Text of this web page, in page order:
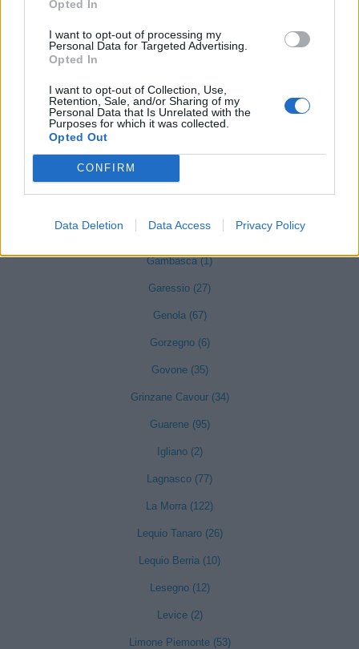
Opted In
I want to opt-out of processing my
Personal Data for Targeted Advertising.
Opted In
I want to opt-out of Collection, Use,
Retention, Sale, and/or Sharing of my
Personal Data that Is Unrelated with the
Purposes for which it was collected.
Opted Out
CONFIRM
Data Deletion Data Access Privacy Policy
Farigliano (49)
Feisoglio (9)
Fossano (501)
Frabosa Soprana (8)
Frabosa Sottana (37)
Gambasca (1)
Garessio (27)
Genola (67)
Gorzegno (6)
Govone (35)
Grinzane Cavour (34)
Guarene (95)
Igliano (2)
Lagnasco (77)
La Morra (122)
Lequio Tanaro (26)
Lequio Berria (10)
Lesegno (12)
Levice (2)
Limone Piemonte (53)